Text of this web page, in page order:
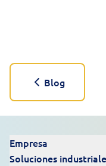
Blog
Empresa
Soluciones